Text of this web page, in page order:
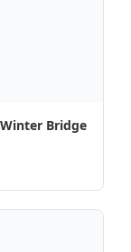
Bass